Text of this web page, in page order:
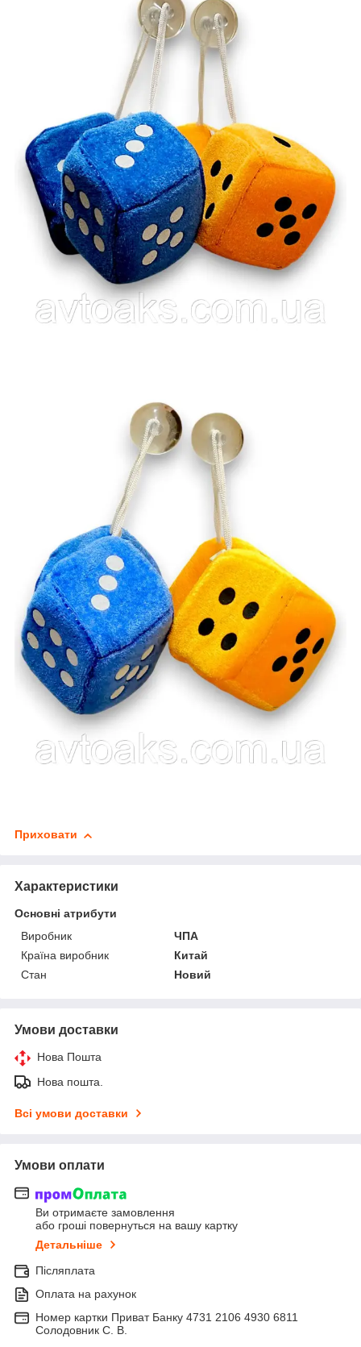
Приховати
Характеристики
Основні атрибути
Виробник
ЧПА
Країна виробник
Китай
Стан
Новий
Умови доставки
Нова Пошта
Нова пошта.
Всі умови доставки
Умови оплати
Ви отримаєте замовлення
або гроші повернуться на вашу картку
Детальніше
Післяплата
Оплата на рахунок
Номер картки Приват Банку 4731 2106 4930 6811
Солодовник С. В.